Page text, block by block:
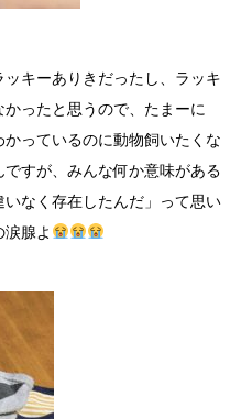
キーありきだったし、ラッキ
ったと思うので、たまーに
かっているのに動物飼いたくな
すが、みんな何か意味がある
なく存在したんだ」って思い
腺よ